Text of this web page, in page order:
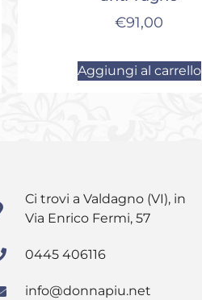
€91,00
Aggiungi al carrello
Ci trovi a Valdagno (VI), in
Via Enrico Fermi, 57
0445 406116
info@donnapiu.net